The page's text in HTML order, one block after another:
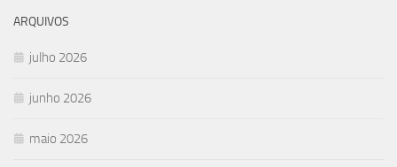
ARQUIVOS
julho 2026
junho 2026
maio 2026